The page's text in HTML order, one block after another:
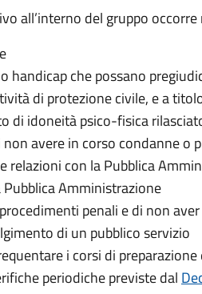
all’interno del gruppo
handicap che possano
di protezione civile, e a
di idoneità psico-fisica
avere in corso condanne o
relazioni con la Pubblica
Amministrazione
penali e di non
di un pubblico servizio
i corsi di
periodiche previste dal